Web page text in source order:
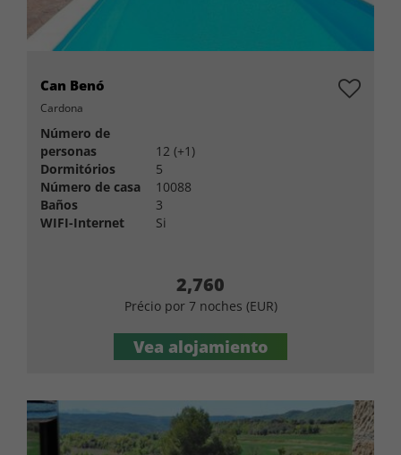
Can Benó
Cardona
Número de
personas
12 (+1)
Dormitórios
5
Número de casa
10088
Baños
3
WIFI-Internet
Si
2,760
Précio por 7 noches (EUR)
Vea alojamiento